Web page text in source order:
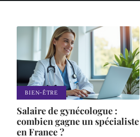
BIEN-ÊTRE
Salaire de gynécologue :
combien gagne un spécialiste
en France ?